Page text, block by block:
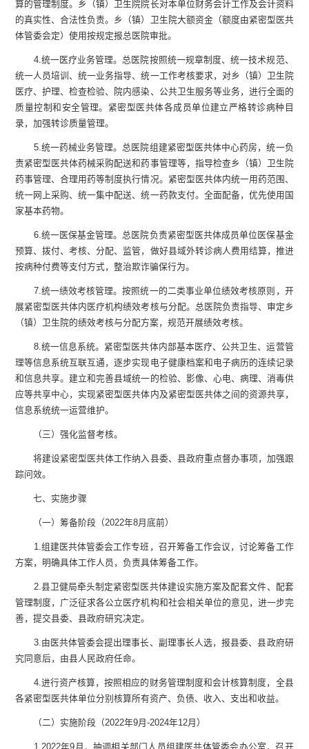
算的管理制度。乡（镇）卫生院院长对本单位财务会计工作及会计资料
的真实性、合法性负责。乡（镇）卫生院大额资金（额度由紧密型医共
体管委会定）使用按规定报总 医院审批。
4.统一医疗业务管理。 总 医院按照统一规章制度、统一技术规范、
统一人员培训、统一业务指导、统一工作考核要求，对乡（镇）卫生院
医疗、护理、检查检验、院内感染、公共卫生服务等业务，进行全面的
质量控制和安全管理。紧密型医共体各成员单位建立严格转诊病种目
录，加强转诊质量管理。
5.统一药械业务管理。 总 医院组建紧密型医共体中心药房，统一负
责紧密型医共体药械采购配送和药事管理等，指导检查乡（镇）卫生院
药事管理、合理用药等制度执行情况。紧密型医共体内统一用药范围、
统一网上采购、统一集中配送、统一药款支付。全面配备，优先使用国
家基本药物。
6.统一医保基金管理。 总 医院负责紧密型医共体成员单位医保基金
预算、拨付、考核、分配、监管，做好县域外转诊病人费用结算，推进
按病种付费等支付方式，整治欺诈骗保行为。
7.统一绩效考核管理。按照统一的二类事业单位绩效考核原则，开
展紧密型医共体内医疗机构绩效考核与分配。 总 医院负责指导、审定乡
（镇）卫生院的绩效考核与分配方案，规范开展绩效考核。
8.统一信息系统。紧密型医共体内部基本医疗、公共卫生、运营管
理等信息系统互联互通，逐步实现电子健康档案和电子病历的连续记录
和信息共享。建立和完善县域统一的检验、影像、心电、病理、消毒供
应等共享中心，实现紧密型医共体内及紧密型医共体之间的资源共享，
信息系统统一运营维护。
（三）强化监督考核。
将建设紧密型医共体工作纳入县委、 县政府重点督办事项，加强跟
踪问效。
七、实施步骤
（一）筹备阶段 （2022年8月底前）
1.组建医共体管委会工作专班 ，召开筹备工作会议，讨论筹备工作
方案，明确具体工作人员，负责具体筹备工作。
2.县卫健局牵头制定紧密型医共体建设实施方案及配套文件、配套
管理制度，广泛征求各公立医疗机构和社会相关单位的意见，进一步完
善，提交县委、县政府研究决定。
3.由 医共体管委会提出理事长、副理事长人选，报县委、县政府研
究同意后，由县人民政府任命。
4.进行资产核算，按照相应的财务管理制度和会计核算制度，全县
各紧密型医共体单位分别核算所有资产、负债、收入、支出和收益。
（二） 实施阶段 （2022年9月-2024年12月 ）
1.2022年9月，抽调相关部门人员组建 医共体管委会办公室，召开